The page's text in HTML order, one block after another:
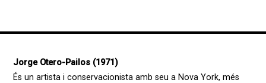
Jorge Otero-Pailos (1971)
És un artista i conservacionista amb seu a Nova York, més